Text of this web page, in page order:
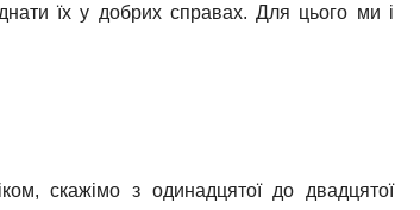
їх у добрих справах. Для цього ми і
скажімо з одинадцятої до двадцятої